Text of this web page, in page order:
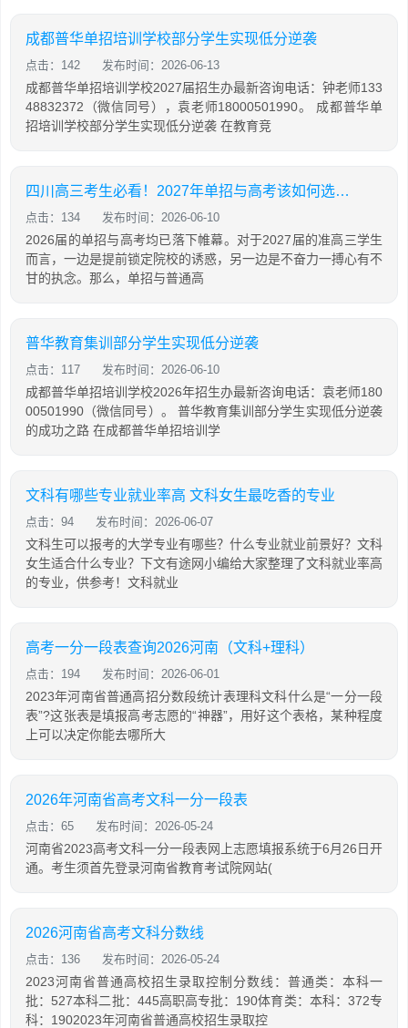
成都普华单招培训学校部分学生实现低分逆袭
点击：142 发布时间：2026-06-13
成都普华单招培训学校2027届招生办最新咨询电话：钟老师133
48832372（微信同号），袁老师18000501990。 成都普华单
招培训学校部分学生实现低分逆袭 在教育竞
四川高三考生必看！2027年单招与高考该如何选择？哪些学生更适合走单招？
点击：134 发布时间：2026-06-10
2026届的单招与高考均已落下帷幕。对于2027届的准高三学生
而言，一边是提前锁定院校的诱惑，另一边是不奋力一搏心有不
甘的执念。那么，单招与普通高
普华教育集训部分学生实现低分逆袭
点击：117 发布时间：2026-06-10
成都普华单招培训学校2026年招生办最新咨询电话：袁老师180
00501990（微信同号）。 普华教育集训部分学生实现低分逆袭
的成功之路 在成都普华单招培训学
文科有哪些专业就业率高 文科女生最吃香的专业
点击：94 发布时间：2026-06-07
文科生可以报考的大学专业有哪些？什么专业就业前景好？文科
女生适合什么专业？下文有途网小编给大家整理了文科就业率高
的专业，供参考！文科就业
高考一分一段表查询2026河南（文科+理科）
点击：194 发布时间：2026-06-01
2023年河南省普通高招分数段统计表理科文科什么是“一分一段
表”?这张表是填报高考志愿的“神器”，用好这个表格，某种程度
上可以决定你能去哪所大
2026年河南省高考文科一分一段表
点击：65 发布时间：2026-05-24
河南省2023高考文科一分一段表网上志愿填报系统于6月26日开
通。考生须首先登录河南省教育考试院网站(
2026河南省高考文科分数线
点击：136 发布时间：2026-05-24
2023河南省普通高校招生录取控制分数线：普通类：本科一
批：527本科二批：445高职高专批：190体育类：本科：372专
科：1902023年河南省普通高校招生录取控